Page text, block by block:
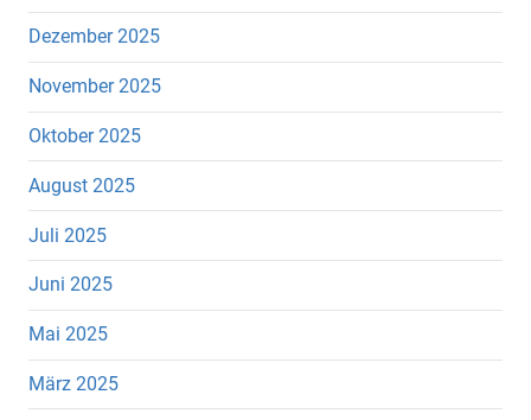
Dezember 2025
November 2025
Oktober 2025
August 2025
Juli 2025
Juni 2025
Mai 2025
März 2025